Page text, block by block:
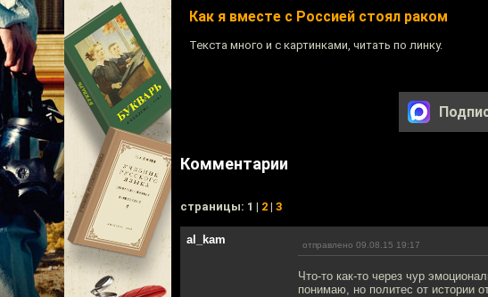
Как я вместе с Россией стоял раком
Текста много и с картинками, читать по линку.
Комментарии
cтраницы: 1 | 2 | 3
al_kam отправлено 09.08.15 19:17
Что-то как-то через чур
понимаю, но политес от истории